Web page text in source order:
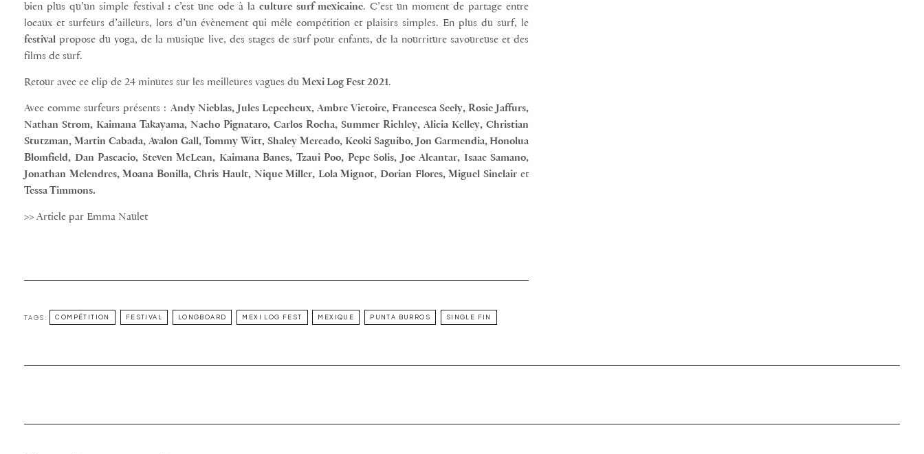
bien plus qu’un simple festival :c’est une ode à laculture surf mexicaine. C’est un moment de partage entre
locaux et surfeurs d’ailleurs, lors d’un évènement qui mêle compétition et plaisirs simples. En plus du surf, le
festival propose du yoga, de la musique live, des stages de surf pour enfants, de la nourriture savoureuse et des
films de surf.
Retour avec ce clip de 24 minutes sur les meilleures vagues du Mexi Log Fest 2021.
Avec comme surfeurs présents : Andy Nieblas, Jules Lepecheux, Ambre Victoire, Francesca Seely, Rosie Jaffurs,
Nathan Strom, Kaimana Takayama, Nacho Pignataro, Carlos Rocha, Summer Richley, Alicia Kelley, Christian
Stutzman, Martin Cabada, Avalon Gall, Tommy Witt, Shaley Mercado, Keoki Saguibo, Jon Garmendia, Honolua
Blomfield, Dan Pascacio, Steven McLean, Kaimana Banes, Tzaui Poo, Pepe Solis, Joe Alcantar, Isaac Samano,
Jonathan Melendres, Moana Bonilla, Chris Hault, Nique Miller, Lola Mignot, Dorian Flores, Miguel Sinclairet
Tessa Timmons.
>> Article par Emma Naulet
TAGS: COMPÉTITION FESTIVAL LONGBOARD MEXI LOG FEST MEXIQUE PUNTA BURROS SINGLE FIN